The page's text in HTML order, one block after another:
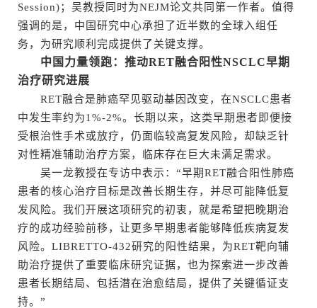
Session)；吴教授同时为NEJM论文共同第一作者。值得
强调的是，中国研究中心承担了近半数的全球入组任
务，为研究顺利完成提供了关键支撑。
中国力量领跑：推动RET融合阳性NSCLC早期
治疗研究进展
RET融合是肺癌罕见驱动基因改变，在NSCLC患者
中发生率约为1%-2%。长期以来，这类早期患者即便接
受根治性手术或放疗，仍面临较高复发风险，却缺乏针
对性精准辅助治疗方案，临床存在巨大未满足需求。
吴一龙教授在专访中表示：“早期RET融合阳性肺癌
患者的核心治疗目标是改善长期生存，并尽可能降低复
发风险。我们开展这项研究的初衷，就是希望把晚期治
疗的成功经验前移，让更多早期患者能够降低疾病复发
风险。LIBRETTO-432研究的阳性结果，为RET靶向辅
助治疗提供了重要临床研究证据，也为探索进一步改善
患者长期结局、包括潜在治愈结局，提供了关键循证支
持。”